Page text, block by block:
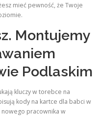
mieć pewność, że Twoje
Montujemy
Podlaskim
kluczy w torebce na
kody na kartce dla babci w
nowego pracownika w